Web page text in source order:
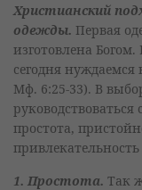
Христианский
одежды. Первая
изготовлена
сегодня нуждаемся
Мф. 6:25-33). В
простота,
1. Простота. Так